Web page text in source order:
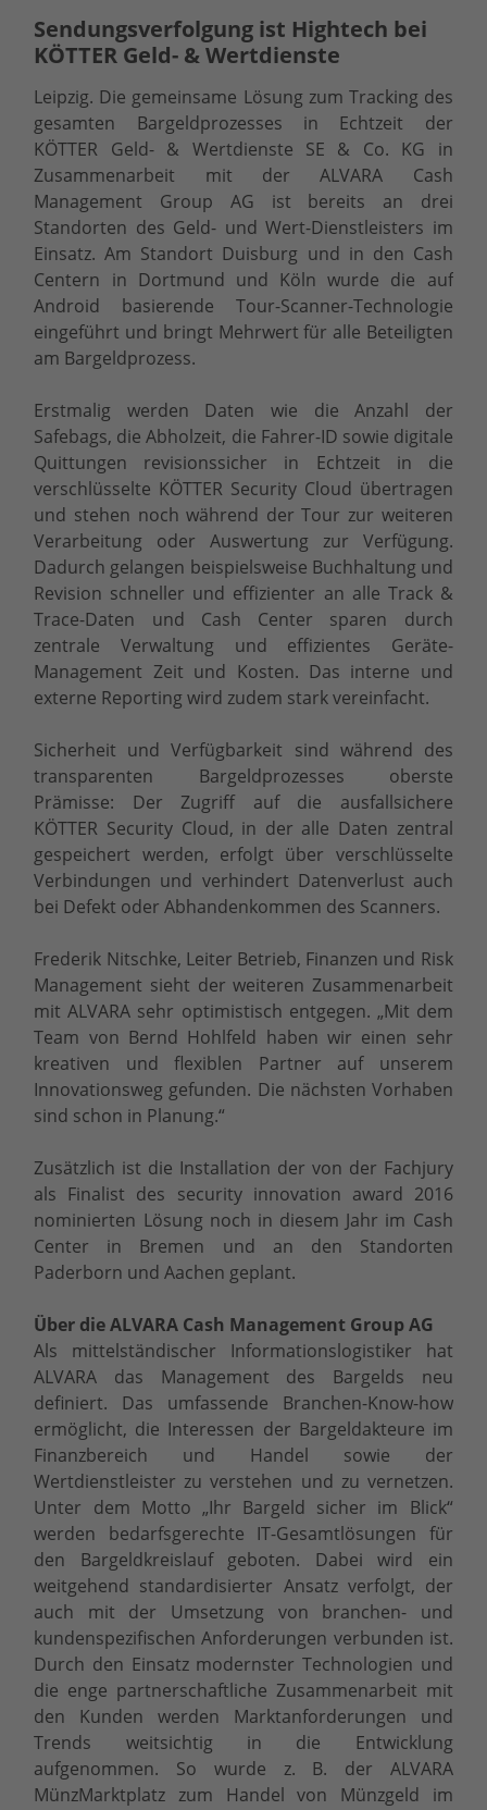
Sendungsverfolgung ist Hightech bei
KÖTTER Geld- & Wertdienste
Leipzig. Die gemeinsame Lösung zum Tracking des
gesamten Bargeldprozesses in Echtzeit der
KÖTTER Geld- & Wertdienste SE & Co. KG in
Zusammenarbeit mit der ALVARA Cash
Management Group AG ist bereits an drei
Standorten des Geld- und Wert-Dienstleisters im
Einsatz. Am Standort Duisburg und in den Cash
Centern in Dortmund und Köln wurde die auf
Android basierende Tour-Scanner-Technologie
eingeführt und bringt Mehrwert für alle Beteiligten
am Bargeldprozess.
Erstmalig werden Daten wie die Anzahl der
Safebags, die Abholzeit, die Fahrer-ID sowie digitale
Quittungen revisionssicher in Echtzeit in die
verschlüsselte KÖTTER Security Cloud übertragen
und stehen noch während der Tour zur weiteren
Verarbeitung oder Auswertung zur Verfügung.
Dadurch gelangen beispielsweise Buchhaltung und
Revision schneller und effizienter an alle Track &
Trace-Daten und Cash Center sparen durch
zentrale Verwaltung und effizientes Geräte-
Management Zeit und Kosten. Das interne und
externe Reporting wird zudem stark vereinfacht.
Sicherheit und Verfügbarkeit sind während des
transparenten Bargeldprozesses oberste
Prämisse: Der Zugriff auf die ausfallsichere
KÖTTER Security Cloud, in der alle Daten zentral
gespeichert werden, erfolgt über verschlüsselte
Verbindungen und verhindert Datenverlust auch
bei Defekt oder Abhandenkommen des Scanners.
Frederik Nitschke, Leiter Betrieb, Finanzen und Risk
Management sieht der weiteren Zusammenarbeit
mit ALVARA sehr optimistisch entgegen. „Mit dem
Team von Bernd Hohlfeld haben wir einen sehr
kreativen und flexiblen Partner auf unserem
Innovationsweg gefunden. Die nächsten Vorhaben
sind schon in Planung.“
Zusätzlich ist die Installation der von der Fachjury
als Finalist des security innovation award 2016
nominierten Lösung noch in diesem Jahr im Cash
Center in Bremen und an den Standorten
Paderborn und Aachen geplant.
Über die ALVARA Cash Management Group AG
Als mittelständischer Informationslogistiker hat
ALVARA das Management des Bargelds neu
definiert. Das umfassende Branchen-Know-how
ermöglicht, die Interessen der Bargeldakteure im
Finanzbereich und Handel sowie der
Wertdienstleister zu verstehen und zu vernetzen.
Unter dem Motto „Ihr Bargeld sicher im Blick“
werden bedarfsgerechte IT-Gesamtlösungen für
den Bargeldkreislauf geboten. Dabei wird ein
weitgehend standardisierter Ansatz verfolgt, der
auch mit der Umsetzung von branchen- und
kundenspezifischen Anforderungen verbunden ist.
Durch den Einsatz modernster Technologien und
die enge partnerschaftliche Zusammenarbeit mit
den Kunden werden Marktanforderungen und
Trends weitsichtig in die Entwicklung
aufgenommen. So wurde z. B. der ALVARA
MünzMarktplatz zum Handel von Münzgeld im